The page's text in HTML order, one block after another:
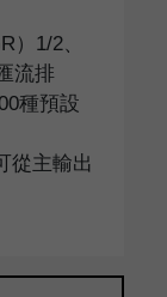
）1/2、
流排
種預設
從主輸出